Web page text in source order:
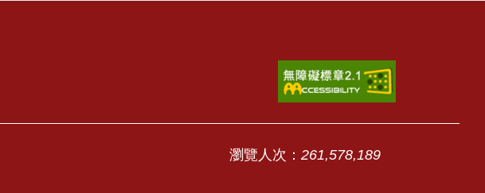
瀏覽人次： 261,578,189